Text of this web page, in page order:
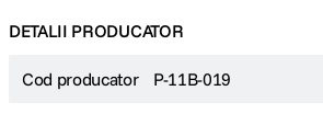
DETALII PRODUCATOR
Cod producator P-11B-019